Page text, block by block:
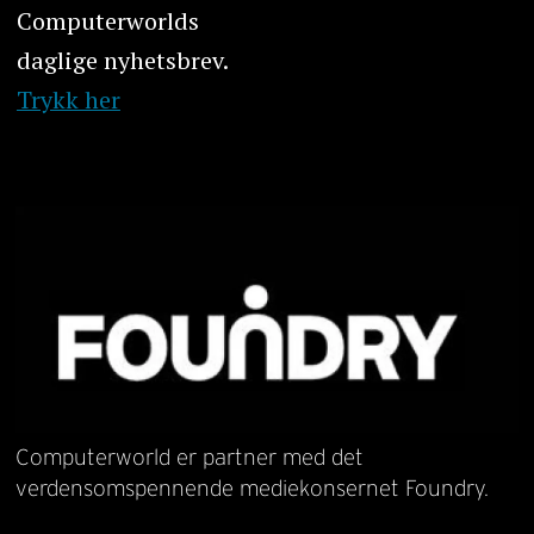
Computerworlds
daglige nyhetsbrev.
Trykk her
Computerworld er partner med det
verdensomspennende mediekonsernet Foundry.